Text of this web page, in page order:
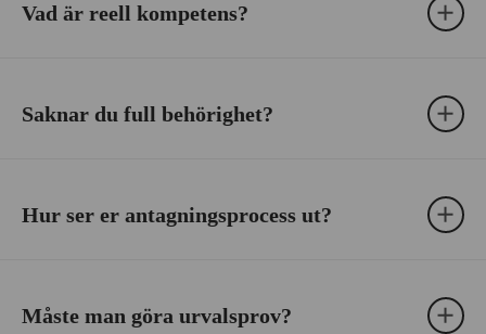
Vad är reell kompetens?
Saknar du full behörighet?
Hur ser er antagningsprocess ut?
Måste man göra urvalsprov?